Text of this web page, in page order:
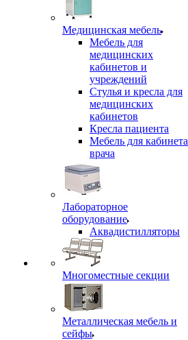
Медицинская мебель
Мебель для
медицинских
кабинетов и
учреждений
Стулья и кресла для
медицинских
кабинетов
Кресла пациента
Мебель для кабинета
врача
Лабораторное
оборудование
Аквадистилляторы
Многоместные секции
Металлическая мебель и
сейфы